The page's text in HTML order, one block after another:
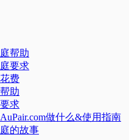
帮助
要求
费
助
求
做什么&使用指南
的故事